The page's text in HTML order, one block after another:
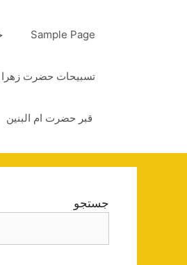
Sample Page
تسبیحات حضرت زهرا
قبر حضرت ام البنین
جستجو